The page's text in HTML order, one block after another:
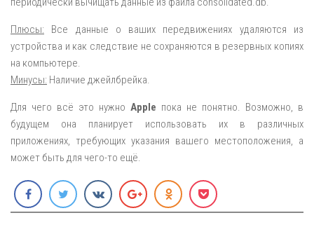
Плюсы: Все данные о ваших передвижениях удаляются из
устройства и как следствие не сохраняются в резервных копиях
на компьютере.
Минусы: Наличие джейлбрейка.
Для чего всё это нужно Apple пока не понятно. Возможно, в
будущем она планирует использовать их в различных
приложениях, требующих указания вашего местоположения, а
может быть для чего-то ещё.